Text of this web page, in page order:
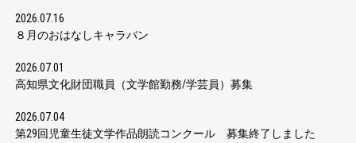
2026.07.16
８月のおはなしキャラバン
2026.07.01
高知県文化財団職員（文学館勤務/学芸員）募集
2026.07.04
第29回児童生徒文学作品朗読コンクール 募集終了しました